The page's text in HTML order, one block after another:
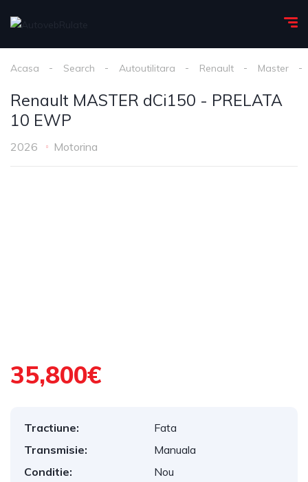
Acasa Search Autoutilitara Renault Master
Renault MASTER dCi150 - PRELATA
10 EWP
2026 Motorina
35,800€
Tractiune:
Fata
Transmisie:
Manuala
Conditie:
Nou